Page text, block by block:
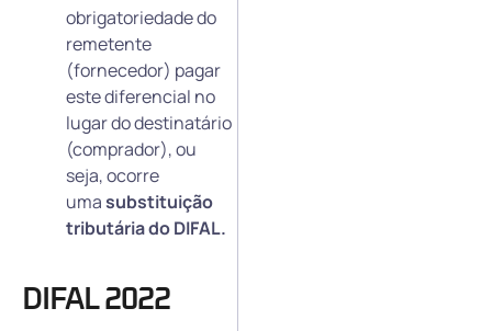
obrigatoriedade do
remetente
(fornecedor) pagar
este diferencial no
lugar do destinatário
(comprador), ou
seja, ocorre
umasubstituição
tributária do DIFAL.
DIFAL 2022